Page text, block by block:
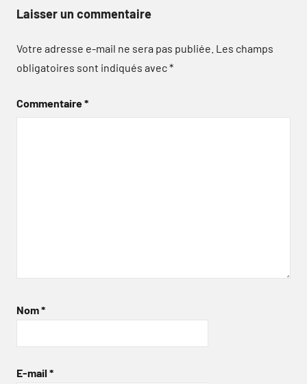
Laisser un commentaire
Votre adresse e-mail ne sera pas publiée. Les champs
obligatoires sont indiqués avec*
Commentaire*
Nom*
E-mail *